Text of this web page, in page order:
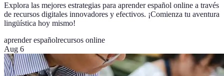
Explora las mejores estrategias para aprender español online a través
de recursos digitales innovadores y efectivos. ¡Comienza tu aventura
lingüística hoy mismo!
aprender españolrecursos online
Aug 6